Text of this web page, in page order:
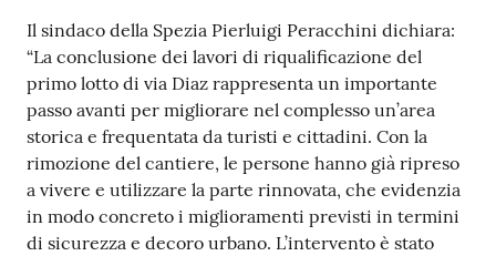
l
n
e
A
N
P
R
Il sindaco della Spezia Pierluigi Peracchini dichiara:
“La conclusione dei lavori di riqualificazione del
primo lotto di via Diaz rappresenta un importante
passo avanti per migliorare nel complesso un’area
storica e frequentata da turisti e cittadini. Con la
rimozione del cantiere, le persone hanno già ripreso
a vivere e utilizzare la parte rinnovata, che evidenzia
in modo concreto i miglioramenti previsti in termini
di sicurezza e decoro urbano. L’intervento è stato